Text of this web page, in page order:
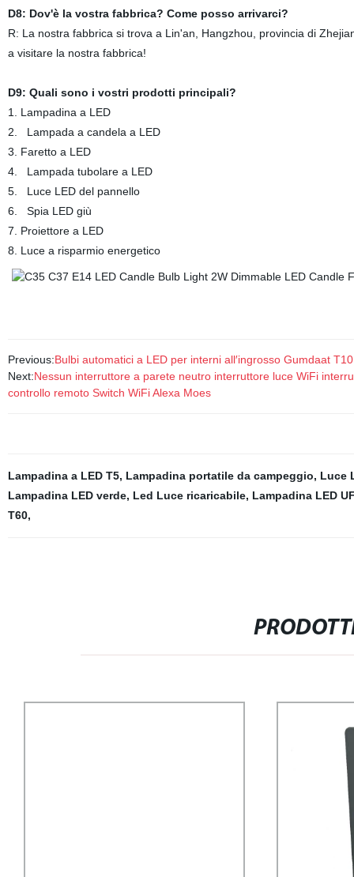
D8: Dov'è la vostra fabbrica? Come posso arrivarci?
R: La nostra fabbrica si trova a Lin'an, Hangzhou, provincia di
a visitare la nostra fabbrica!
D9: Quali sono i vostri prodotti principali?
1. Lampadina a LED
2. Lampada a candela a LED
3. Faretto a LED
4. Lampada tubolare a LED
5. Luce LED del pannello
6. Spia LED giù
7. Proiettore a LED
8. Luce a risparmio energetico
Previous:Bulbi automatici a LED per interni all′ingrosso Gumdaat
Next:Nessun interruttore a parete neutro interruttore luce WiFi
controllo remoto Switch WiFi Alexa Moes
Lampadina a LED T5, Lampadina portatile da campeggio, Luce
Lampadina LED verde, Led Luce ricaricabile, Lampadina LED
T60,